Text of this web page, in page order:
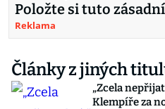
Položte si tuto
Reklama
Články z jiných
„Zcela
Klempíře za